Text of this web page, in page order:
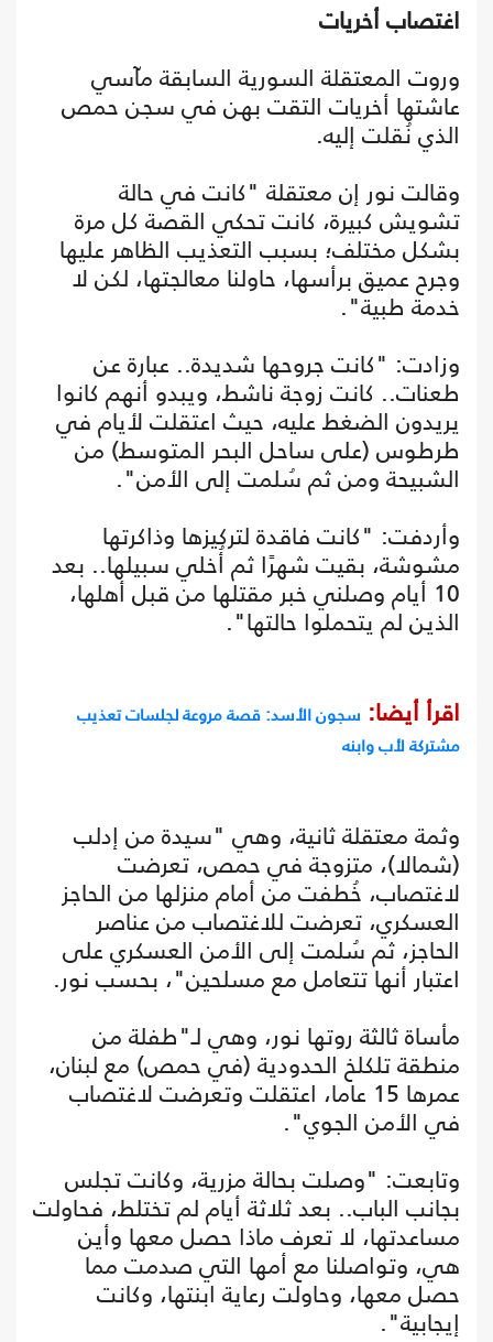
اغتصاب أخريات
وروت المعتقلة السورية السابقة مآسي
عاشتها أخريات التقت بهن في سجن حمص
الذي نُقلت إليه.
وقالت نور إن معتقلة "كانت في حالة
تشويش كبيرة، كانت تحكي القصة كل مرة
بشكل مختلف؛ بسبب التعذيب الظاهر عليها
وجرح عميق برأسها، حاولنا معالجتها، لكن لا
خدمة طبية".
وزادت: "كانت جروحها شديدة.. عبارة عن
طعنات.. كانت زوجة ناشط، ويبدو أنهم كانوا
يريدون الضغط عليه، حيث اعتقلت لأيام في
طرطوس (على ساحل البحر المتوسط) من
الشبيحة ومن ثم سُلمت إلى الأمن".
وأردفت: "كانت فاقدة لتركيزها وذاكرتها
مشوشة، بقيت شهرًا ثم أُخلي سبيلها.. بعد
10 أيام وصلني خبر مقتلها من قبل أهلها،
الذين لم يتحملوا حالتها".
اقرأ أيضا: سجون الأسد: قصة مروعة لجلسات تعذيب
مشتركة لأب وابنه
وثمة معتقلة ثانية، وهي "سيدة من إدلب
(شمالا)، متزوجة في حمص، تعرضت
لاغتصاب، خُطفت من أمام منزلها من الحاجز
العسكري، تعرضت للاغتصاب من عناصر
الحاجز، ثم سُلمت إلى الأمن العسكري على
اعتبار أنها تتعامل مع مسلحين"، بحسب نور.
مأساة ثالثة روتها نور، وهي لـ"طفلة من
منطقة تلكلخ الحدودية (في حمص) مع لبنان،
عمرها 15 عاما، اعتقلت وتعرضت لاغتصاب
في الأمن الجوي".
وتابعت: "وصلت بحالة مزرية، وكانت تجلس
بجانب الباب.. بعد ثلاثة أيام لم تختلط، فحاولت
مساعدتها، لا تعرف ماذا حصل معها وأين
هي، وتواصلنا مع أمها التي صدمت مما
حصل معها، وحاولت رعاية ابنتها، وكانت
إيجابية".